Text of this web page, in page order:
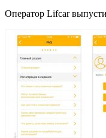
Оператор Lifcar